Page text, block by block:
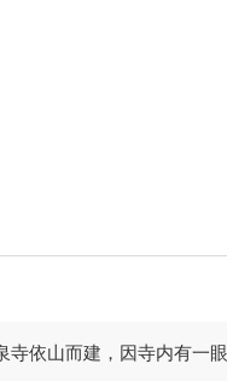
依山而建，因寺内有一眼